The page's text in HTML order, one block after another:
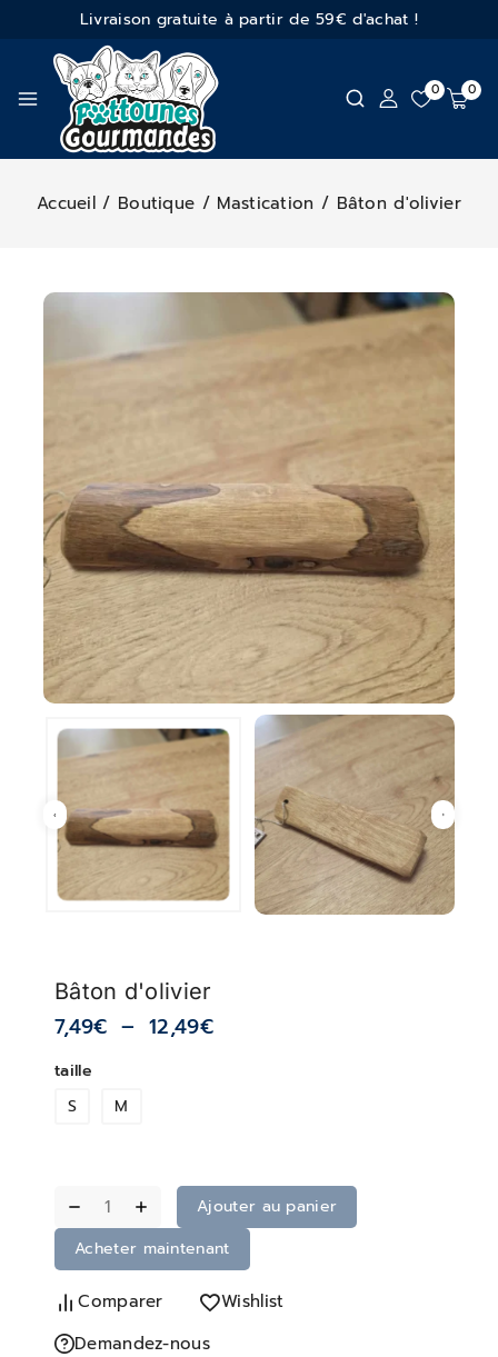
Livraison gratuite à partir de 59€ d'achat !
0 0
Accueil / Boutique / Mastication / Bâton d'olivier
Bâton d'olivier
7,49€ – 12,49€
taille
S
M
Ajouter au panier
Acheter maintenant
Comparer
Wishlist
Demandez-nous